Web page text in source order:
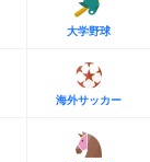
大学野球
海外サッカー